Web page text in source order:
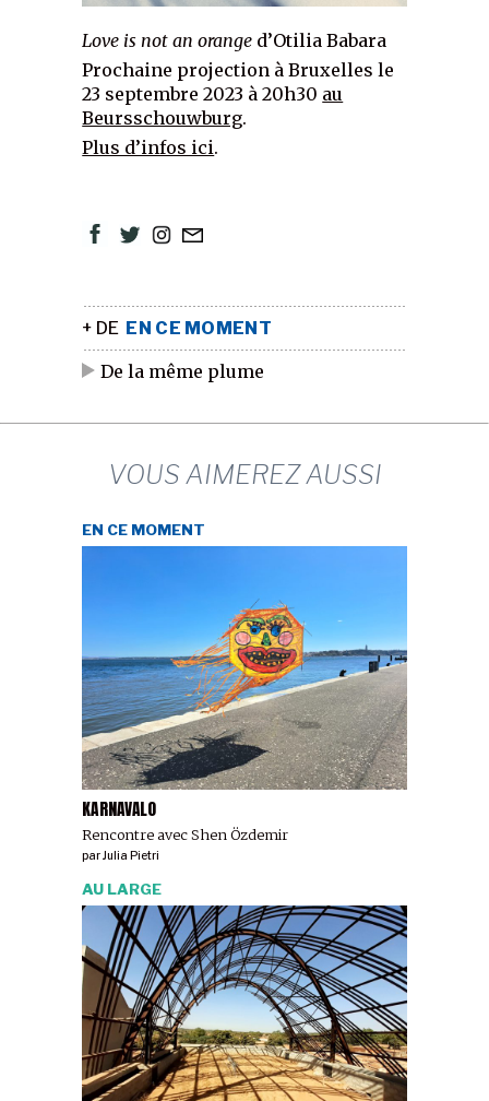
Love is not an orange d’Otilia Babara
Prochaine projection à Bruxelles le
23 septembre 2023 à 20h30 au
Beursschouwburg.
Plus d’infos ici.
+ DE EN CE MOMENT
De la même plume
VOUS AIMEREZ AUSSI
KARNAVALO
Rencontre avec Shen Özdemir
EN CE MOMENT
parJulia Pietri
AU LARGE